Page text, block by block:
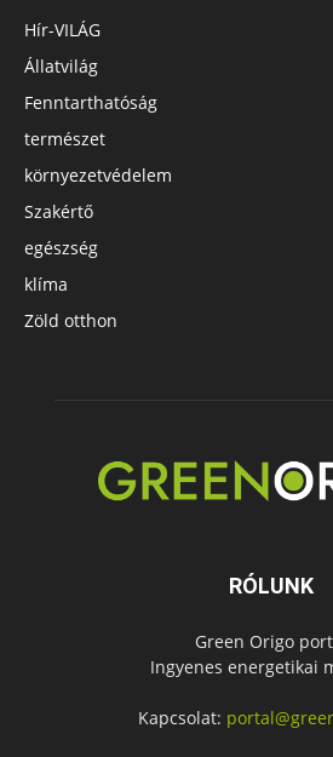
Hír-VILÁG
Állatvilág
Fenntarthatóság
természet
környezetvédelem
Szakértő
egészség
klíma
Zöld otthon
RÓLUNK
Green Origo
Ingyenes energetikai
Kapcsolat: